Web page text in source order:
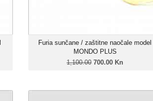
Furia sunčane / zaštitne naočale model
MONDO PLUS
1,100.00 700.00 Kn
Zatamnjenje: 85%